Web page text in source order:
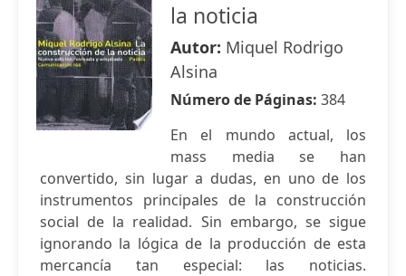
la noticia
Autor: Miquel Rodrigo
Alsina
Número de Páginas: 384
En el mundo actual, los
mass media se han
convertido, sin lugar a dudas, en uno de los
instrumentos principales de la construcción
social de la realidad. Sin embargo, se sigue
ignorando la lógica de la producción de esta
mercancía tan especial: las noticias.